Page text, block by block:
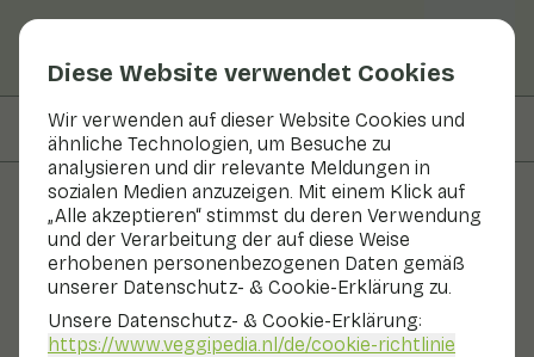
Diese Website verwendet Cookies
Wir verwenden auf dieser Website Cookies und
ähnliche Technologien, um Besuche zu
analysieren und dir relevante Meldungen in
sozialen Medien anzuzeigen. Mit einem Klick auf
„Alle akzeptieren“ stimmst du deren Verwendung
und der Verarbeitung der auf diese Weise
erhobenen personenbezogenen Daten gemäß
unserer Datenschutz- & Cookie-Erklärung zu.
Unsere Datenschutz- & Cookie-Erklärung:
https://www.veggipedia.nl/de/cookie-richtlinie
Auf dieser Seite Zubereitung
Rezepte
Chicoréesalat mit
Sesamdressing